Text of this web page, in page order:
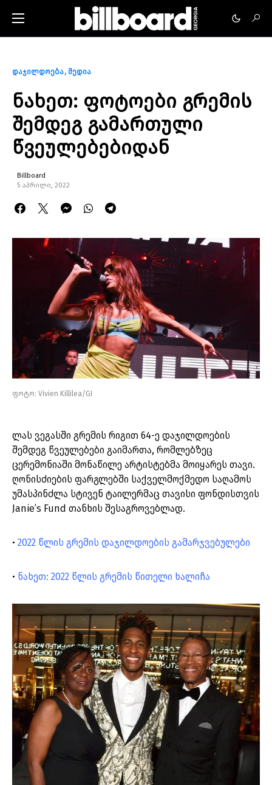
დაჯილდოება მედია
ნახეთ: ფოტოები გრემის
შემდეგ გამართული
წვეულებებიდან
Billboard
5 აპრილი, 2022
ფოტო: Vivien Killilea/GI
ლას ვეგასში გრემის რიგით 64-ე დაჯილდოების
შემდეგ წვეულებები გაიმართა, რომლებზეც
ცერემონიაში მონაწილე არტისტებმა მოიყარეს თავი.
ღონისძიების ფარგლებში საქველმოქმედო საღამოს
უმასპინძლა სტივენ ტაილერმაც თავისი ფონდისთვის
Janie’s Fund თანხის შესაგროვებლად.
• 2022 წლის გრემის დაჯილდოების გამარჯვებულები
• ნახეთ: 2022 წლის გრემის წითელი ხალიჩა